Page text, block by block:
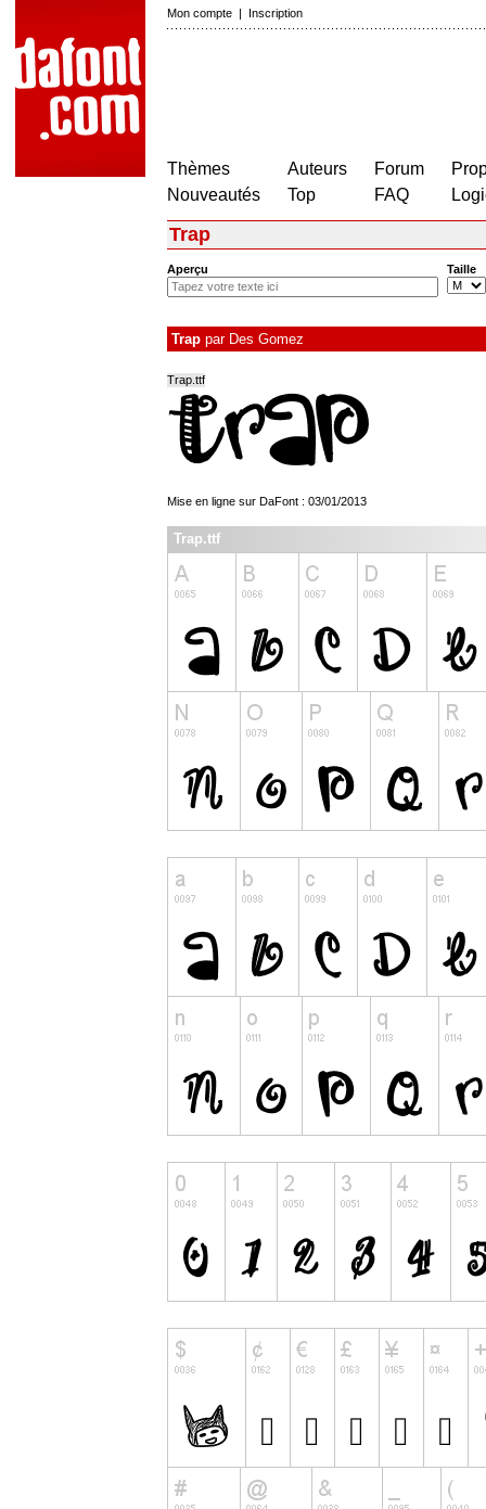
Mon compte | Inscription
Thèmes
Nouveautés
Auteurs
Top
Forum
FAQ
Trap
Aperçu Taille
Trap par Des Gomez
Trap.ttf
Mise en ligne sur DaFont : 03/01/2013
Trap.ttf